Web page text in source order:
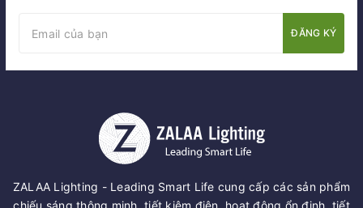
ĐĂNG KÝ
ZALAA Lighting - Leading Smart Life cung cấp các sản phẩm